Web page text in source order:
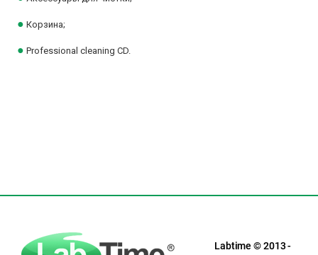
● Корзина;
● Professional cleaning CD.
Labtime © 2013 -